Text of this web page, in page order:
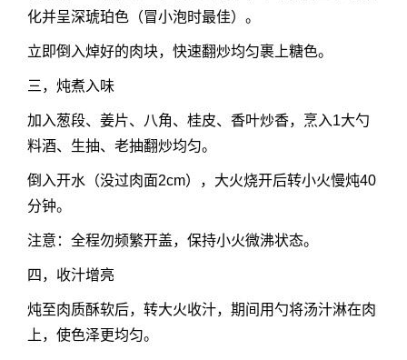
化并呈深琥珀色（冒小泡时最佳）。
立即倒入焯好的肉块，快速翻炒均匀裹上糖色。
三，炖煮入味
加入葱段、姜片、八角、桂皮、香叶炒香，烹入1大勺
料酒、生抽、老抽翻炒均匀。
倒入开水（没过肉面2cm），大火烧开后转小火慢炖40
分钟。
注意：全程勿频繁开盖，保持小火微沸状态。
四，收汁增亮
炖至肉质酥软后，转大火收汁，期间用勺将汤汁淋在肉
上，使色泽更均匀。